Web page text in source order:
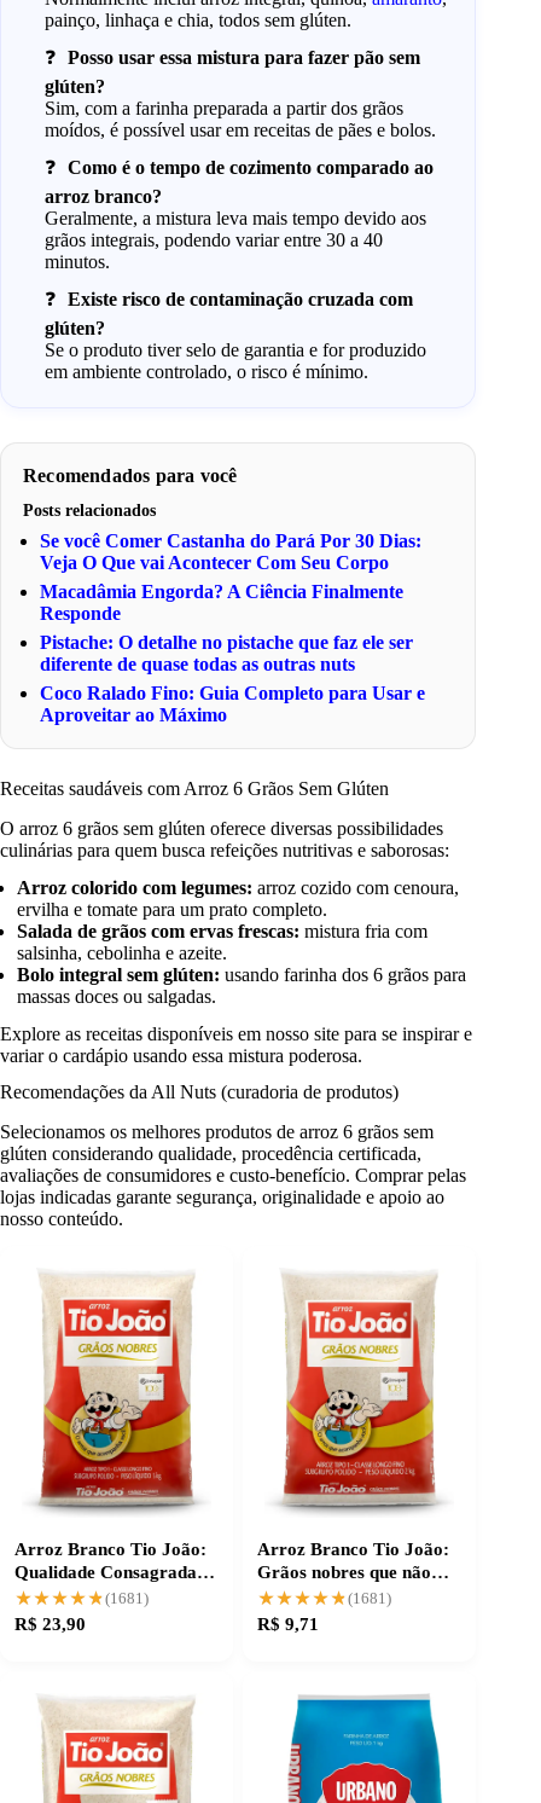
painço, linhaça e chia, todos sem glúten.
Posso usar essa mistura para fazer pão sem
glúten?
Sim, com a farinha preparada a partir dos grãos
moídos, é possível usar em receitas de pães e bolos.
Como é o tempo de cozimento comparado ao
arroz branco?
Geralmente, a mistura leva mais tempo devido aos
grãos integrais, podendo variar entre 30 a 40
minutos.
Existe risco de contaminação cruzada com
glúten?
Se o produto tiver selo de garantia e for produzido
em ambiente controlado, o risco é mínimo.
Recomendados para você
Posts relacionados
Se você Comer Castanha do Pará Por 30 Dias:
Veja O Que vai Acontecer Com Seu Corpo
Macadâmia Engorda? A Ciência Finalmente
Responde
Pistache: O detalhe no pistache que faz ele ser
diferente de quase todas as outras nuts
Coco Ralado Fino: Guia Completo para Usar e
Aproveitar ao Máximo
Receitas saudáveis com Arroz 6 Grãos Sem Glúten
O arroz 6 grãos sem glúten oferece diversas possibilidades
culinárias para quem busca refeições nutritivas e saborosas:
Arroz colorido com legumes: arroz cozido com cenoura,
ervilha e tomate para um prato completo.
Salada de grãos com ervas frescas: mistura fria com
salsinha, cebolinha e azeite.
Bolo integral sem glúten: usando farinha dos 6 grãos para
massas doces ou salgadas.
Explore as receitas disponíveis em nosso site para se inspirar e
variar o cardápio usando essa mistura poderosa.
Recomendações da All Nuts (curadoria de produtos)
Selecionamos os melhores produtos de arroz 6 grãos sem
glúten considerando qualidade, procedência certificada,
avaliações de consumidores e custo-benefício. Comprar pelas
lojas indicadas garante segurança, originalidade e apoio ao
nosso conteúdo.
Arroz Branco Tio João:
Qualidade Consagrada
em Cada Grão
★★★★★
★★★★★ (1681)
R$ 23,90
Arroz Branco Tio João:
Grãos nobres que não
desperdiçam
★★★★★
★★★★★(1681)
R$ 9,71